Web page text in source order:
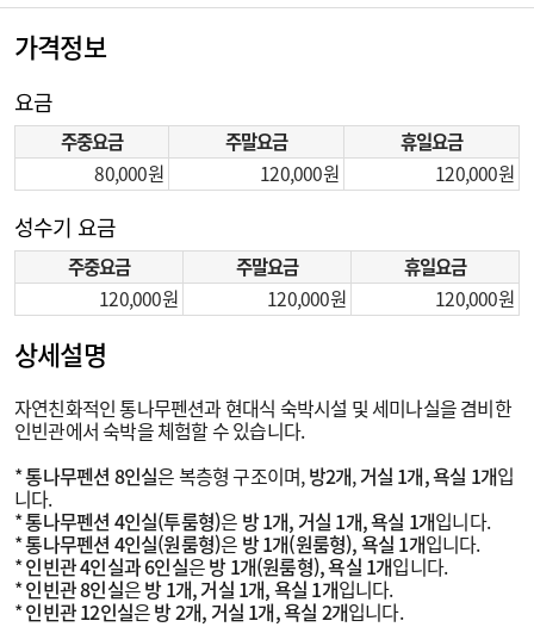
가격정보
요금
주중요금 주말요금
휴일요금
80,000
120,000 120,000
성수기 요금
주중요금 주말요금
휴일요금
120,000
120,000 120,000
상세설명
자연친화적인 통나무펜션과 현대식 숙박시설 및 세미나실을 겸비한
인빈관에서 숙박을 체험할 수 있습니다.
*통나무펜션 8인실은 복층형 구조이며,방2개,거실 1개, 욕실 1개입
니다.
*통나무펜션 4인실(투룸형)은 방 1개, 거실 1개, 욕실 1개입니다.
*통나무펜션 4인실(원룸형)은 방 1개(원룸형), 욕실 1개입니다.
*인빈관 4인실과 6인실은방 1개(원룸형), 욕실 1개입니다.
*인빈관 8인실은방 1개, 거실 1개, 욕실 1개입니다.
*인빈관 12인실은방 2개, 거실 1개, 욕실 2개입니다.